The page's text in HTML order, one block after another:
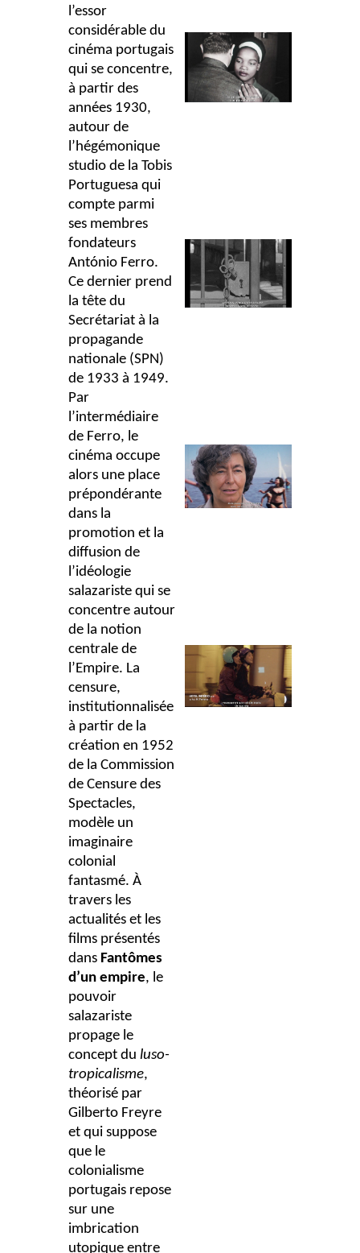
l’essor
considérable du
cinéma portugais
qui se concentre,
à partir des
années 1930,
autour de
l’hégémonique
studio de la Tobis
Portuguesa qui
compte parmi
ses membres
fondateurs
António Ferro.
Ce dernier prend
la tête du
Secrétariat à la
propagande
nationale (SPN)
de 1933 à 1949.
Par
l’intermédiaire
de Ferro, le
cinéma occupe
alors une place
prépondérante
dans la
promotion et la
diffusion de
l’idéologie
salazariste qui se
concentre autour
de la notion
centrale de
l’Empire. La
censure,
institutionnalisée
à partir de la
création en 1952
de la Commission
de Censure des
Spectacles,
modèle un
imaginaire
colonial
fantasmé. À
travers les
actualités et les
films présentés
dans Fantômes
d’un empire, le
pouvoir
salazariste
propage le
concept du luso-
tropicalisme,
théorisé par
Gilberto Freyre
et qui suppose
que le
colonialisme
portugais repose
sur une
imbrication
utopique entre